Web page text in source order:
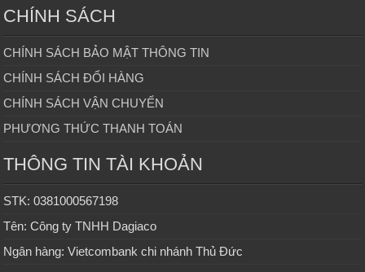
CHÍNH SÁCH
CHÍNH SÁCH BẢO MẬT THÔNG TIN
CHÍNH SÁCH ĐỔI HÀNG
CHÍNH SÁCH VẬN CHUYỂN
PHƯƠNG THỨC THANH TOÁN
THÔNG TIN TÀI KHOẢN
STK: 0381000567198
Tên: Công ty TNHH Dagiaco
Ngân hàng: Vietcombank chi nhánh Thủ Đức